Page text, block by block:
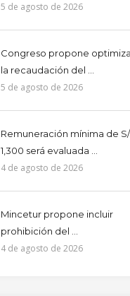
5 de agosto de 2026
Congreso propone
la recaudación del ...
5 de agosto de 2026
Remuneración mínima de S/
1,300 será evaluada ...
4 de agosto de 2026
Mincetur propone incluir
prohibición del ...
4 de agosto de 2026